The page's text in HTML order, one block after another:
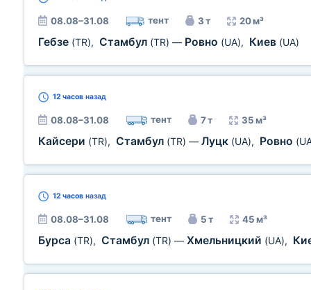
08.08–31.08 тент 3 т 20 м³
Гебзе (TR), Стамбул (TR) — Ровно (UA), Киев (UA)
12 часов назад
08.08–31.08 тент 7 т 35 м³
Кайсери (TR), Стамбул (TR) — Луцк (UA), Ровно
12 часов назад
08.08–31.08 тент 5 т 45 м³
Бурса (TR), Стамбул (TR) — Хмельницкий (UA),